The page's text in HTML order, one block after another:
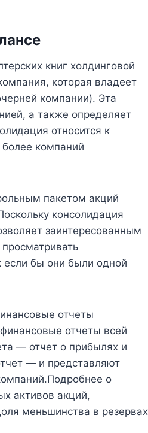
книг холдинговой
которая владеет
компании). Эта
а также определяет
относится к
компаний
пакетом акций
консолидация
заинтересованным
если бы они были одной
отчеты
отчеты всей
— отчет о прибылях и
— и представляют
о
активов акций,
меньшинства в резервах